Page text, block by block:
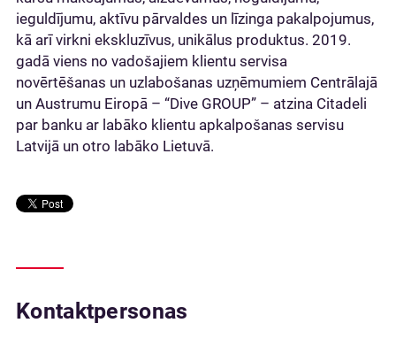
ieguldījumu, aktīvu pārvaldes un līzinga pakalpojumus,
kā arī virkni ekskluzīvus, unikālus produktus. 2019.
gadā viens no vadošajiem klientu servisa
novērtēšanas un uzlabošanas uzņēmumiem Centrālajā
un Austrumu Eiropā – “Dive GROUP” – atzina Citadeli
par banku ar labāko klientu apkalpošanas servisu
Latvijā un otro labāko Lietuvā.
Kontaktpersonas